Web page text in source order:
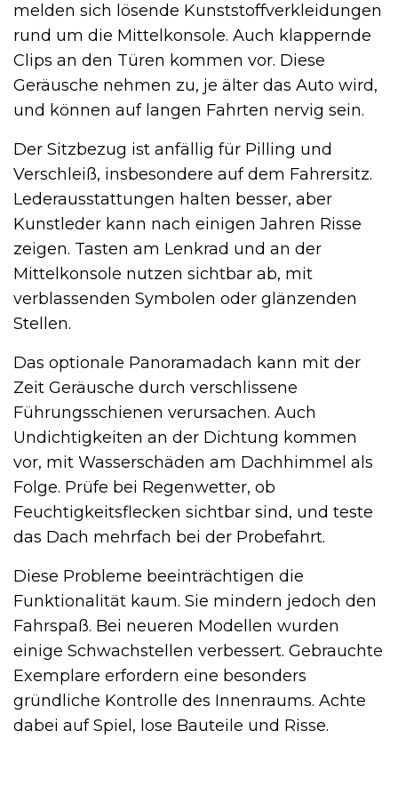
melden sich lösende Kunststoffverkleidungen
rund um die Mittelkonsole. Auch klappernde
Clips an den Türen kommen vor. Diese
Geräusche nehmen zu, je älter das Auto wird,
und können auf langen Fahrten nervig sein.
Der Sitzbezug ist anfällig für Pilling und
Verschleiß, insbesondere auf dem Fahrersitz.
Lederausstattungen halten besser, aber
Kunstleder kann nach einigen Jahren Risse
zeigen. Tasten am Lenkrad und an der
Mittelkonsole nutzen sichtbar ab, mit
verblassenden Symbolen oder glänzenden
Stellen.
Das optionale Panoramadach kann mit der
Zeit Geräusche durch verschlissene
Führungsschienen verursachen. Auch
Undichtigkeiten an der Dichtung kommen
vor, mit Wasserschäden am Dachhimmel als
Folge. Prüfe bei Regenwetter, ob
Feuchtigkeitsflecken sichtbar sind, und teste
das Dach mehrfach bei der Probefahrt.
Diese Probleme beeinträchtigen die
Funktionalität kaum. Sie mindern jedoch den
Fahrspaß. Bei neueren Modellen wurden
einige Schwachstellen verbessert. Gebrauchte
Exemplare erfordern eine besonders
gründliche Kontrolle des Innenraums. Achte
dabei auf Spiel, lose Bauteile und Risse.